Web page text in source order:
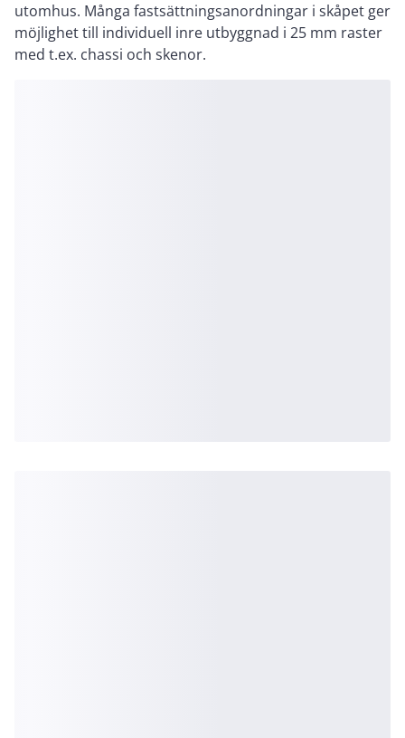
utomhus. Många fastsättningsanordningar i skåpet ger
möjlighet till individuell inre utbyggnad i 25 mm raster
med t.ex. chassi och skenor.